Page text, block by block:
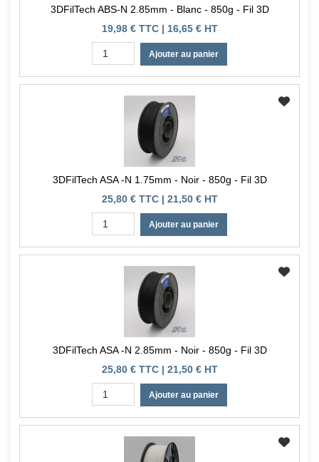
3DFilTech ABS-N 2.85mm - Blanc - 850g - Fil 3D
19,98 € TTC | 16,65 € HT
Ajouter au panier
3DFilTech ASA -N 1.75mm - Noir - 850g - Fil 3D
25,80 € TTC | 21,50 € HT
Ajouter au panier
3DFilTech ASA -N 2.85mm - Noir - 850g - Fil 3D
25,80 € TTC | 21,50 € HT
Ajouter au panier